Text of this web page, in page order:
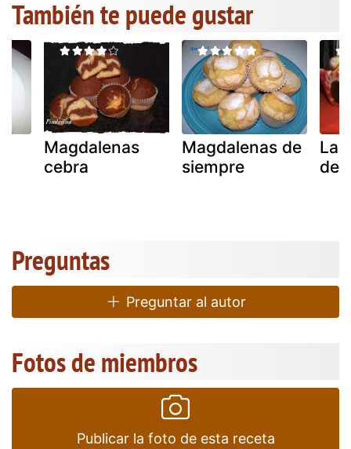
También te puede gustar
Magdalenas
cebra
Magdalenas de
siempre
La
de
Preguntas
Preguntar al autor
Fotos de miembros
Publicar la foto de esta receta